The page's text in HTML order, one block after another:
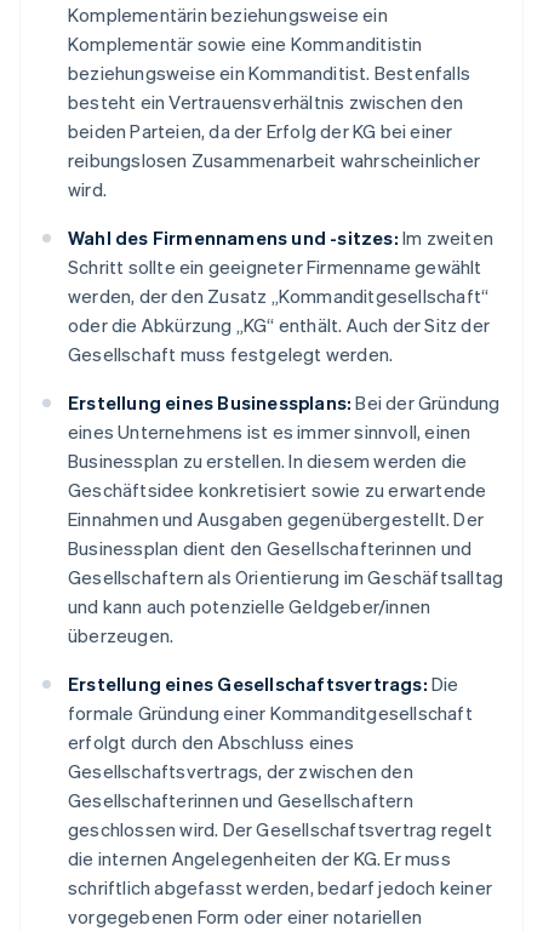
Komplementärin beziehungsweise ein
Komplementär sowie eine Kommanditistin
beziehungsweise ein Kommanditist. Bestenfalls
besteht ein Vertrauensverhältnis zwischen den
beiden Parteien, da der Erfolg der KG bei einer
reibungslosen Zusammenarbeit wahrscheinlicher
wird.
Wahl des Firmennamens und -sitzes: Im zweiten
Schritt sollte ein geeigneter Firmenname gewählt
werden, der den Zusatz „Kommanditgesellschaft“
oder die Abkürzung „KG“ enthält. Auch der Sitz der
Gesellschaft muss festgelegt werden.
Erstellung eines Businessplans: Bei der Gründung
eines Unternehmens ist es immer sinnvoll, einen
Businessplan zu erstellen. In diesem werden die
Geschäftsidee konkretisiert sowie zu erwartende
Einnahmen und Ausgaben gegenübergestellt. Der
Businessplan dient den Gesellschafterinnen und
Gesellschaftern als Orientierung im Geschäftsalltag
und kann auch potenzielle Geldgeber/innen
überzeugen.
Erstellung eines Gesellschaftsvertrags: Die
formale Gründung einer Kommanditgesellschaft
erfolgt durch den Abschluss eines
Gesellschaftsvertrags, der zwischen den
Gesellschafterinnen und Gesellschaftern
geschlossen wird. Der Gesellschaftsvertrag regelt
die internen Angelegenheiten der KG. Er muss
schriftlich abgefasst werden, bedarf jedoch keiner
vorgegebenen Form oder einer notariellen